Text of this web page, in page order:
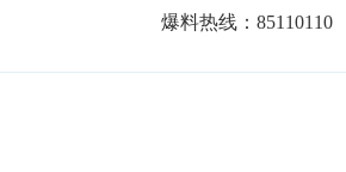
爆料热线：85110110